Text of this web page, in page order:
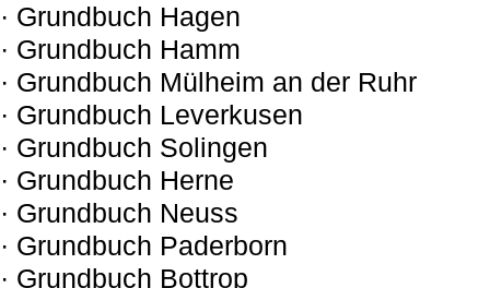
· Grundbuch Hagen
· Grundbuch Hamm
· Grundbuch Mülheim an der Ruhr
· Grundbuch Leverkusen
· Grundbuch Solingen
· Grundbuch Herne
· Grundbuch Neuss
· Grundbuch Paderborn
· Grundbuch Bottrop